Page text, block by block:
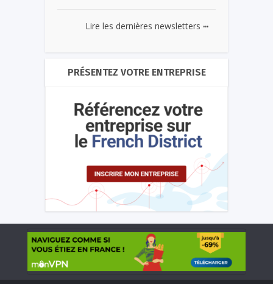
Lire les dernières newsletters ...
PRÉSENTEZ VOTRE ENTREPRISE